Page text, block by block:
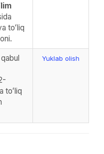
toʻliq
toʻliq
Yuklab olish